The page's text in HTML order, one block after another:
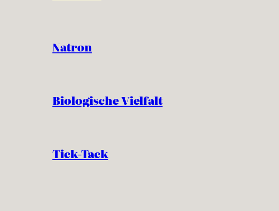
Natron
Biologische Vielfalt
Tick-Tack